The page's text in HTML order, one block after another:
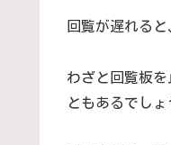
回覧が遅れる
わざと回覧板
ともあるでしょ